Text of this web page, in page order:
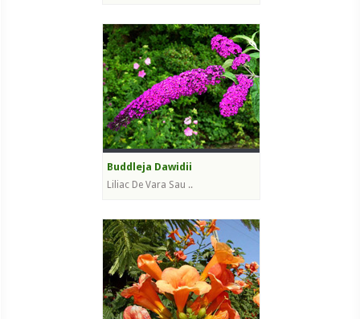
Buddleja Dawidii
Liliac De Vara Sau ..